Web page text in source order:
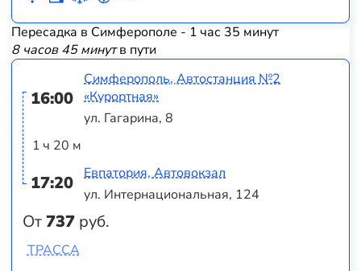
Пересадка в Симферополе - 1 час 35 минут
8 часов 45 минутв пути
16:00
1 ч 20 м
17:20
От737 руб.
Симферополь, Автостанция №2
«Курортная»
ул. Гагарина, 8
Евпатория, Автовокзал
ул. Интернациональная, 124
ТРАССА